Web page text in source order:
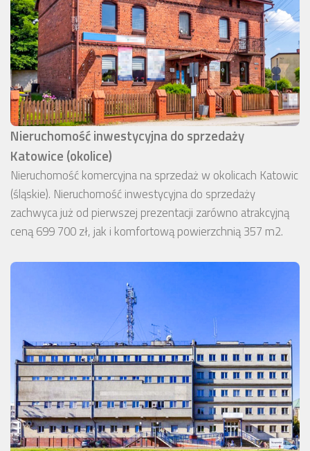
Nieruchomość inwestycyjna do sprzedaży
Katowice (okolice)
Nieruchomość komercyjna na sprzedaż w okolicach Katowic
(śląskie). Nieruchomość inwestycyjna do sprzedaży
zachwyca już od pierwszej prezentacji zarówno atrakcyjną
ceną 699 700 zł, jak i komfortową powierzchnią 357 m2.